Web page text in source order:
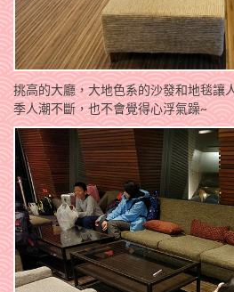
挑高的大廳，大地色系的沙發和地毯讓
季人潮不斷，也不會覺得心浮氣躁~